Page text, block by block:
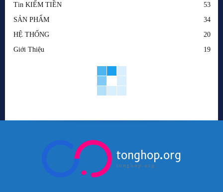
Tin KIẾM TIỀN
53
SẢN PHẨM
34
HỆ THỐNG
20
Giới Thiệu
19
tonghop.org
tonghop.org